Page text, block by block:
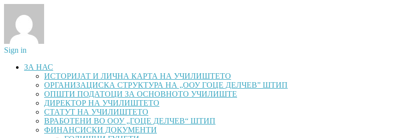
Sign in
ЗА НАС
ИСТОРИЈАТ И ЛИЧНА КАРТА НА УЧИЛИШТЕТО
ОРГАНИЗАЦИСКА СТРУКТУРА НА „ООУ ГОЦЕ ДЕЛЧЕВ” ШТИП
ОПШТИ ПОДАТОЦИ ЗА ОСНОВНОТО УЧИЛИШТЕ
ДИРЕКТОР НА УЧИЛИШТЕТО
СТАТУТ НА УЧИЛИШТЕТО
ВРАБОТЕНИ ВО ООУ „ГОЦЕ ДЕЛЧЕВ“ ШТИП
ФИНАНСИСКИ ДОКУМЕНТИ